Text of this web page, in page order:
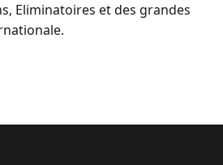
Eliminatoires et des grandes